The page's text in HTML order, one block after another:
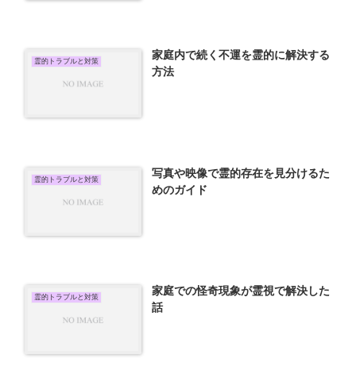
霊的トラブルと対策
家庭内で続く不運を霊的に解決する
方法
霊的トラブルと対策
写真や映像で霊的存在を見分けるた
めのガイド
霊的トラブルと対策
家庭での怪奇現象が霊視で解決した
話